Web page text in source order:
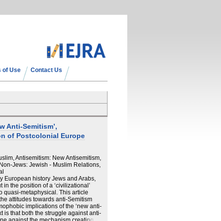
of Use Contact Us
Anti-Semitism’,
of Postcolonial Europe
Antisemitism: New Antisemitism,
Jews: Jewish - Muslim Relations,
European history Jews and Arabs,
the position of a ‘civilizational’
quasi-metaphysical. This article
attitudes towards anti-Semitism
implications of the ‘new anti-
is that both the struggle against anti-